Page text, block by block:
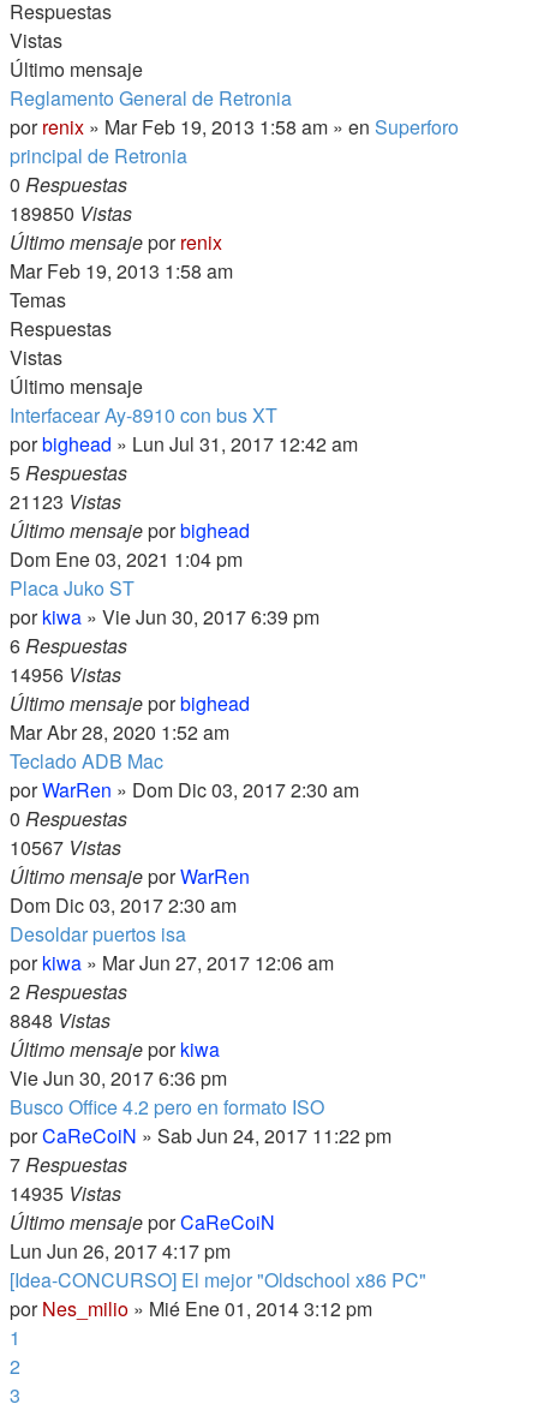
Respuestas
Vistas
Último mensaje
Reglamento General de Retronia
porrenix » Mar Feb 19, 2013 1:58 am » en Superforo
principal de Retronia
0 Respuestas
189850 Vistas
Último mensajeporrenix
Mar Feb 19, 2013 1:58 am
Temas
Respuestas
Vistas
Último mensaje
Interfacear Ay-8910 con bus XT
porbighead » Lun Jul 31, 2017 12:42 am
5Respuestas
21123 Vistas
Último mensajeporbighead
Dom Ene 03, 2021 1:04 pm
Placa Juko ST
porkiwa » Vie Jun 30, 2017 6:39 pm
6Respuestas
14956 Vistas
Último mensajeporbighead
Mar Abr 28, 2020 1:52 am
Teclado ADB Mac
porWarRen » Dom Dic 03, 2017 2:30 am
0 Respuestas
10567 Vistas
Último mensajeporWarRen
Dom Dic 03, 2017 2:30 am
Desoldar puertos isa
porkiwa » Mar Jun 27, 2017 12:06 am
2Respuestas
8848 Vistas
Último mensajeporkiwa
Vie Jun 30, 2017 6:36 pm
Busco Office 4.2 pero en formato ISO
porCaReCoiN » Sab Jun 24, 2017 11:22 pm
7Respuestas
14935 Vistas
Último mensajeporCaReCoiN
Lun Jun 26, 2017 4:17 pm
[Idea-CONCURSO] El mejor "Oldschool x86 PC"
porNes_milio » Mié Ene 01, 2014 3:12 pm
1
2
3